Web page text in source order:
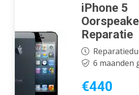
iPhone 5
Reparatie
6 maanden
€440